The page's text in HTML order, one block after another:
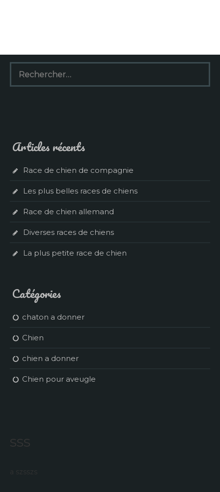
Rechercher :
Articles récents
Race de chien de compagnie
Les plus belles races de chiens
Race de chien allemand
Diverses races de chiens
La plus petite race de chien
Catégories
chaton a donner
Chien
chien a donner
Chien pour aveugle
sss
a szsszs